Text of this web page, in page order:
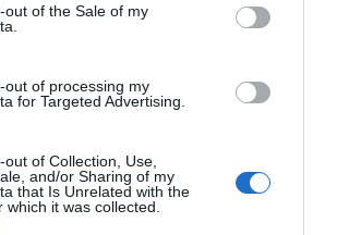
out of the Sale of my
out of processing my
for Targeted Advertising.
of Collection, Use,
and/or Sharing of my
that Is Unrelated with the
which it was collected.
άρθρα